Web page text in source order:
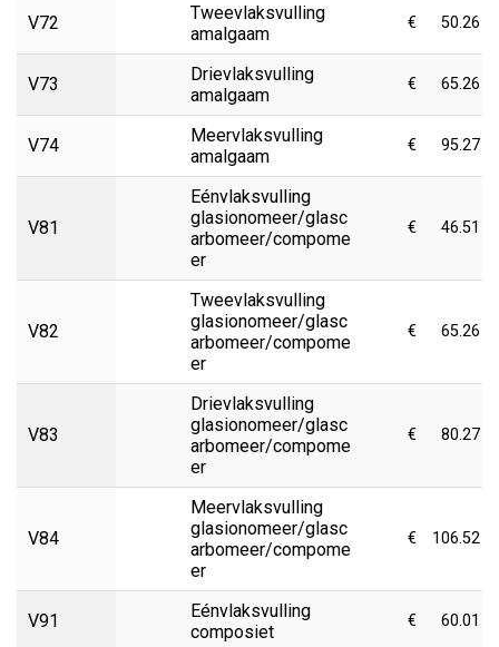
V72
Tweevlaksvulling
amalgaam
€ 50.26
V73
Drievlaksvulling
amalgaam
€ 65.26
V74
Meervlaksvulling
amalgaam
€ 95.27
V81
Eénvlaksvulling
glasionomeer/glasc
arbomeer/compome
er
€ 46.51
V82
Tweevlaksvulling
glasionomeer/glasc
arbomeer/compome
er
€ 65.26
V83
Drievlaksvulling
glasionomeer/glasc
arbomeer/compome
er
€ 80.27
V84
Meervlaksvulling
glasionomeer/glasc
arbomeer/compome
er
€ 106.52
V91
Eénvlaksvulling
composiet
€ 60.01